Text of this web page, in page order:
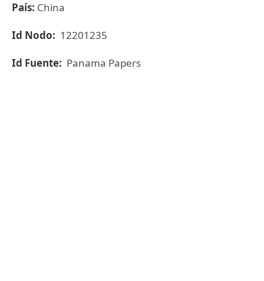
País: China
Id Nodo: 12201235
Id Fuente: Panama Papers